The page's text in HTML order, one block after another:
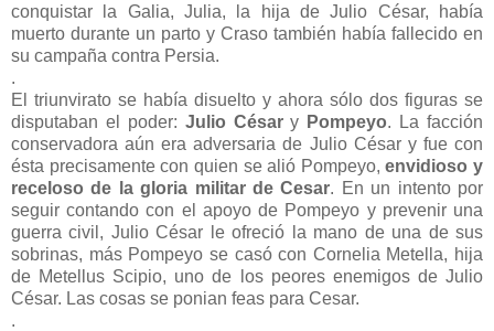
conquistar la Galia, Julia, la hija de Julio César, había
muerto durante un parto y Craso también había fallecido en
su campaña contra Persia.
.
El triunvirato se había disuelto y ahora sólo dos figuras se
disputaban el poder: Julio Césary Pompeyo. La facción
conservadora aún era adversaria de Julio César y fue con
ésta precisamente con quien se alió Pompeyo, envidioso y
receloso de la gloria militar de Cesar. En un intento por
seguir contando con el apoyo de Pompeyo y prevenir una
guerra civil, Julio César le ofreció la mano de una de sus
sobrinas, más Pompeyo se casó con Cornelia Metella, hija
de Metellus Scipio, uno de los peores enemigos de Julio
César. Las cosas se ponian feas para Cesar.
.